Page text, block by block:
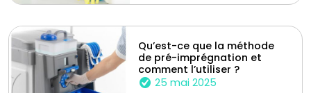
Qu’est-ce que la méthode
de pré-imprégnation et
comment l’utiliser ?
25 mai 2025